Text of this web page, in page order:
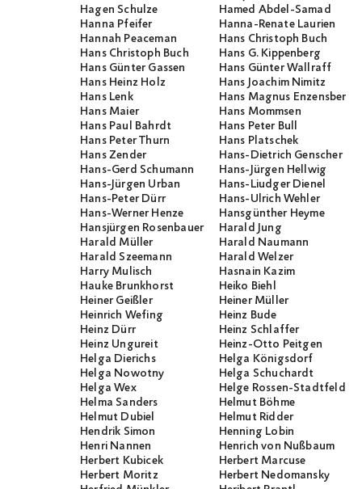
Hagen Schulze
Hamed Abdel-Samad
Hanna Pfeifer
Hanna-Renate Laurien
Hannah Peaceman
Hans Christoph Buch
Hans Christoph Buch
Hans G. Kippenberg
Hans Günter Gassen
Hans Günter Wallraff
Hans Heinz Holz
Hans Joachim Nimitz
Hans Lenk
Hans Magnus
Hans Maier
Hans Mommsen
Hans Paul Bahrdt
Hans Peter Bull
Hans Peter Thurn
Hans Platschek
Hans Zender
Hans-Dietrich Genscher
Hans-Gerd Schumann
Hans-Jürgen Hellwig
Hans-Jürgen Urban
Hans-Liudger Dienel
Hans-Peter Dürr
Hans-Ulrich Wehler
Hans-Werner Henze
Hansgünther Heyme
Hansjürgen Rosenbauer
Harald Jung
Harald Müller
Harald Naumann
Harald Szeemann
Harald Welzer
Harry Mulisch
Hasnain Kazim
Hauke Brunkhorst
Heiko Biehl
Heiner Geißler
Heiner Müller
Heinrich Wefing
Heinz Bude
Heinz Dürr
Heinz Schlaffer
Heinz Ungureit
Heinz-Otto Peitgen
Helga Dierichs
Helga Königsdorf
Helga Nowotny
Helga Schuchardt
Helga Wex
Helge Rossen-Stadtfeld
Helma Sanders
Helmut Böhme
Helmut Dubiel
Helmut Ridder
Hendrik Simon
Henning Lobin
Henri Nannen
Henrich von Nußbaum
Herbert Kubicek
Herbert Marcuse
Herbert Moritz
Herbert Nedomansky